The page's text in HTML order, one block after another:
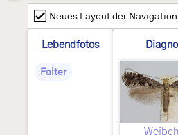
Neues Layout der
Lebendfotos
Falter